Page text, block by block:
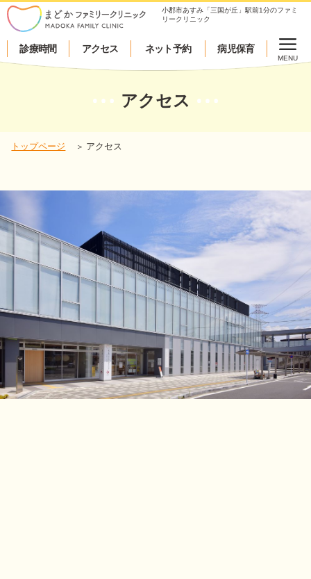
小郡市あすみ「三国が丘」駅前1分のファミ
リークリニック
診療時間 アクセス ネット予約 病児保育
MENU
アクセス
トップページ アクセス